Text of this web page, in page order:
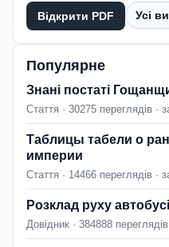
Відкрити PDF Усі
Популярне
Знані постаті
Стаття · 30275 переглядів ·
Таблицы табели о
империи
Стаття · 14466 переглядів ·
Розклад руху
Довідник · 384888